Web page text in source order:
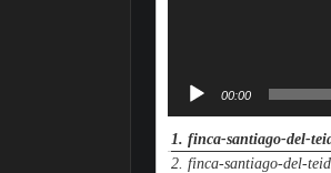
00:00
1. finca-santiago-del-
2. finca-santiago-del-